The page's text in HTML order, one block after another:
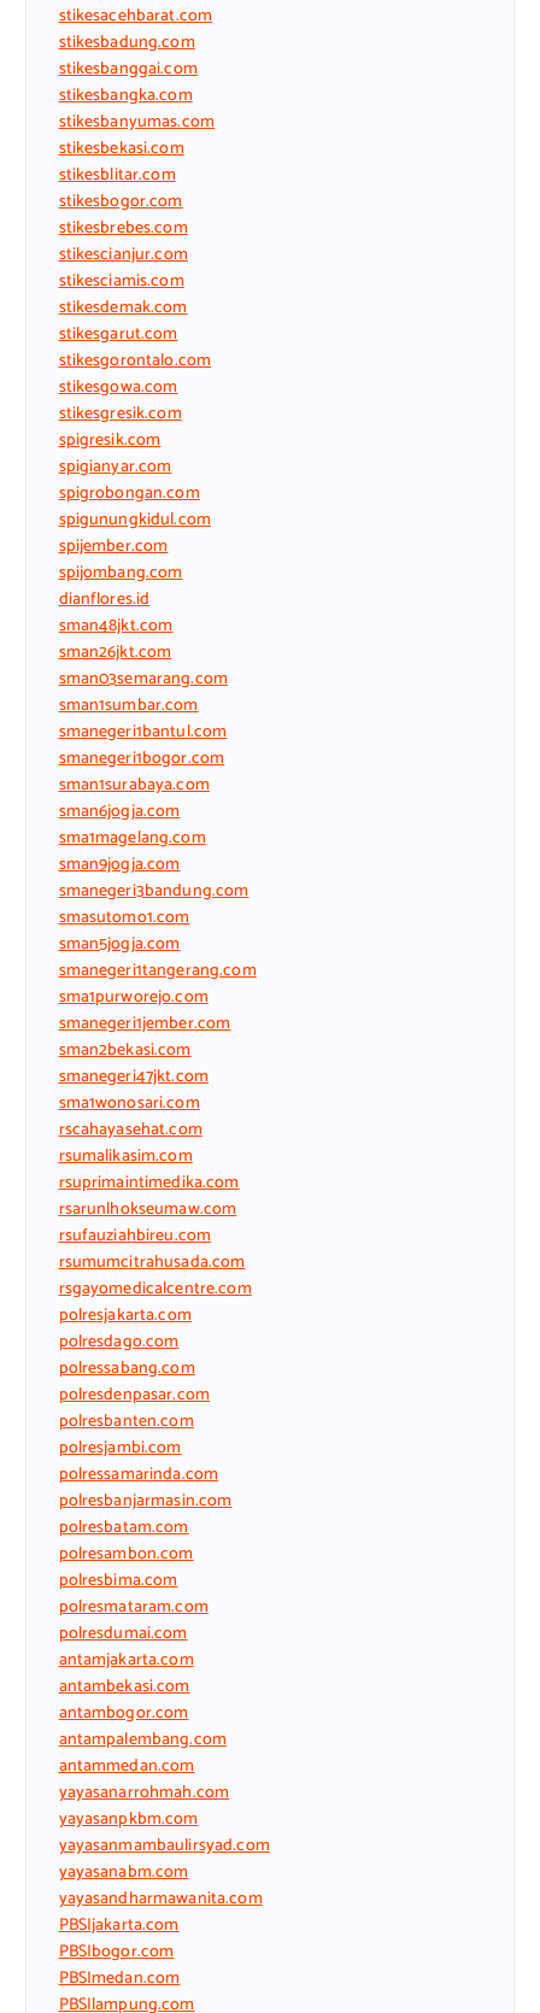
stikesacehbarat.com
stikesbadung.com
stikesbanggai.com
stikesbangka.com
stikesbanyumas.com
stikesbekasi.com
stikesblitar.com
stikesbogor.com
stikesbrebes.com
stikescianjur.com
stikesciamis.com
stikesdemak.com
stikesgarut.com
stikesgorontalo.com
stikesgowa.com
stikesgresik.com
spigresik.com
spigianyar.com
spigrobongan.com
spigunungkidul.com
spijember.com
spijombang.com
dianflores.id
sman48jkt.com
sman26jkt.com
sman03semarang.com
sman1sumbar.com
smanegeri1bantul.com
smanegeri1bogor.com
sman1surabaya.com
sman6jogja.com
sma1magelang.com
sman9jogja.com
smanegeri3bandung.com
smasutomo1.com
sman5jogja.com
smanegeri1tangerang.com
sma1purworejo.com
smanegeri1jember.com
sman2bekasi.com
smanegeri47jkt.com
sma1wonosari.com
rscahayasehat.com
rsumalikasim.com
rsuprimaintimedika.com
rsarunlhokseumaw.com
rsufauziahbireu.com
rsumumcitrahusada.com
rsgayomedicalcentre.com
polresjakarta.com
polresdago.com
polressabang.com
polresdenpasar.com
polresbanten.com
polresjambi.com
polressamarinda.com
polresbanjarmasin.com
polresbatam.com
polresambon.com
polresbima.com
polresmataram.com
polresdumai.com
antamjakarta.com
antambekasi.com
antambogor.com
antampalembang.com
antammedan.com
yayasanarrohmah.com
yayasanpkbm.com
yayasanmambaulirsyad.com
yayasanabm.com
yayasandharmawanita.com
PBSIjakarta.com
PBSIbogor.com
PBSImedan.com
PBSIlampung.com